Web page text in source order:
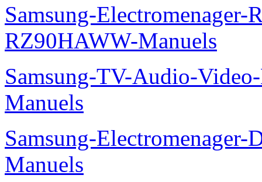
Samsung-Electromenager-
RZ90HAWW-Manuels
Samsung-TV-Audio-
Manuels
Samsung-
Manuels